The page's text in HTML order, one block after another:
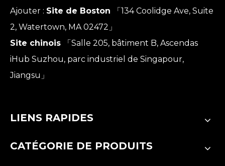
Ajouter : Site de Boston
「134 Coolidge Ave, Suite
2, Watertown, MA 02472」
Site chinois
「Salle 205, bâtiment B, Ascendas
iHub Suzhou, parc industriel de Singapour,
Jiangsu」
LIENS RAPIDES
CATÉGORIE DE PRODUITS